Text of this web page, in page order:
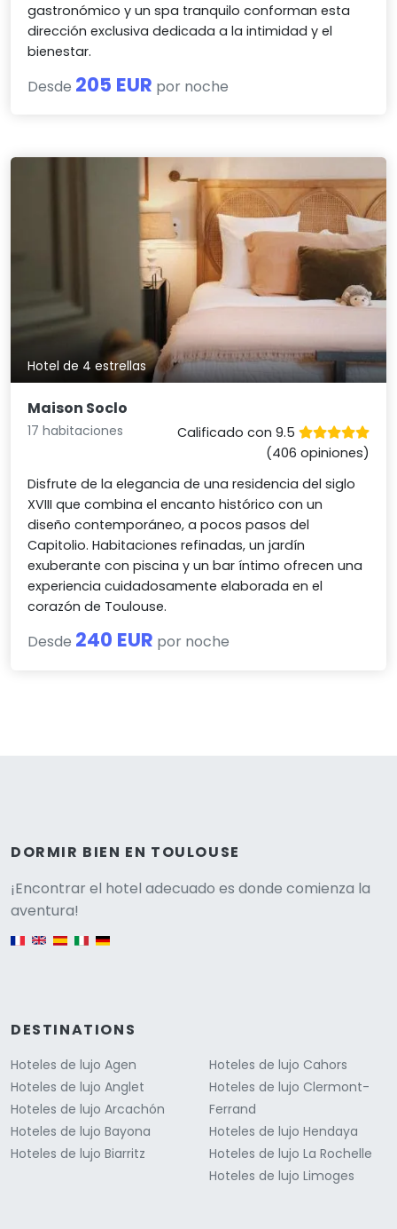
gastronómico y un spa tranquilo conforman esta
dirección exclusiva dedicada a la intimidad y el
bienestar.
Desde 205 EUR por noche
Hotel de 4 estrellas
Maison Soclo
17 habitaciones
Calificado con 9.5
(406 opiniones)
Disfrute de la elegancia de una residencia del siglo
XVIII que combina el encanto histórico con un
diseño contemporáneo, a pocos pasos del
Capitolio. Habitaciones refinadas, un jardín
exuberante con piscina y un bar íntimo ofrecen una
experiencia cuidadosamente elaborada en el
corazón de Toulouse.
Desde 240 EUR por noche
DORMIR BIEN EN TOULOUSE
¡Encontrar el hotel adecuado es donde comienza la
aventura!
DESTINATIONS
Hoteles de lujo Agen
Hoteles de lujo Anglet
Hoteles de lujo Arcachón
Hoteles de lujo Bayona
Hoteles de lujo Biarritz
Hoteles de lujo Cahors
Hoteles de lujo Clermont-
Ferrand
Hoteles de lujo Hendaya
Hoteles de lujo La Rochelle
Hoteles de lujo Limoges